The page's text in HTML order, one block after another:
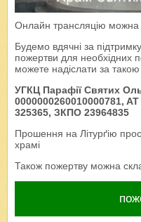
Онлайн трансляцію можна
Будемо вдячні за
пожертви для необхідних
можете надіслати за
УГКЦ Парафії Святих
0000000260010000781,
325365, ЗКПО 23964835
Прошення на Літурґію
храмі
Також пожертву можна